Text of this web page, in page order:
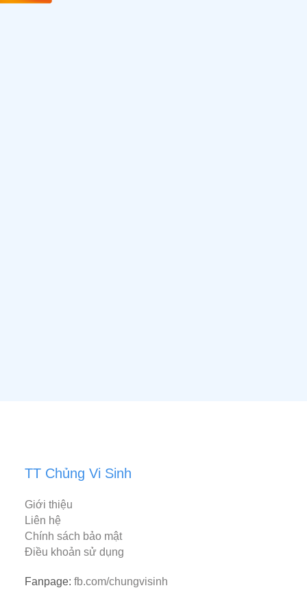
TT Chủng Vi Sinh
Giới thiệu
Liên hệ
Chính sách bảo mật
Điều khoản sử dụng
Fanpage:fb.com/chungvisinh